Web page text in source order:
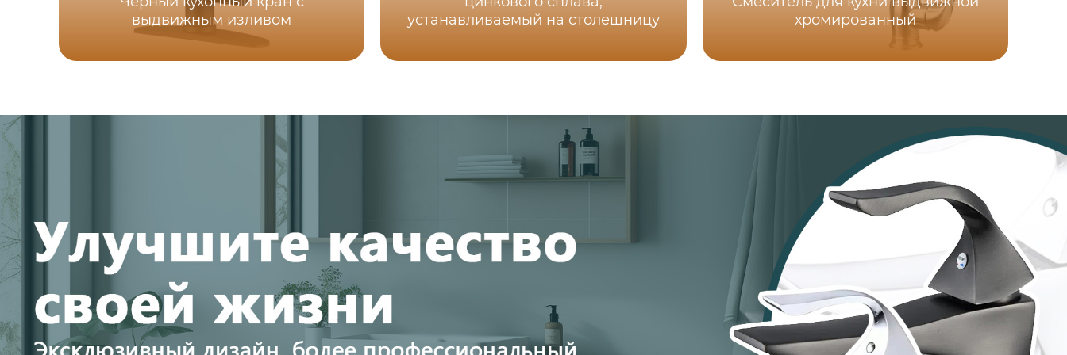
выдвижным изливом
устанавливаемый на столешницу
хромированный